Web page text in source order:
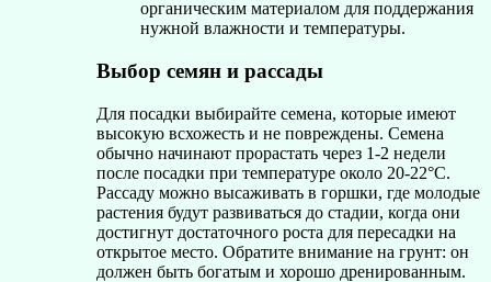
органическим материалом для поддержания
нужной влажности и температуры.
Выбор семян и рассады
Для посадки выбирайте семена, которые имеют
высокую всхожесть и не повреждены. Семена
обычно начинают прорастать через 1-2 недели
после посадки при температуре около 20-22°C.
Рассаду можно высаживать в горшки, где молодые
растения будут развиваться до стадии, когда они
достигнут достаточного роста для пересадки на
открытое место. Обратите внимание на грунт: он
должен быть богатым и хорошо дренированным.